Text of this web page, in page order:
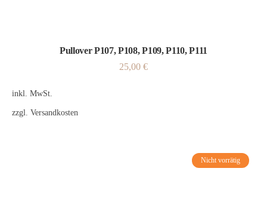
Pullover P107, P108, P109, P110, P111
25,00 €
inkl. MwSt.
zzgl. Versandkosten
Nicht vorrätig